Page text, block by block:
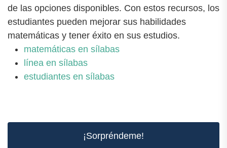
de las opciones disponibles. Con estos recursos, los
estudiantes pueden mejorar sus habilidades
matemáticas y tener éxito en sus estudios.
matemáticas en sílabas
línea en sílabas
estudiantes en sílabas
¡Sorpréndeme!